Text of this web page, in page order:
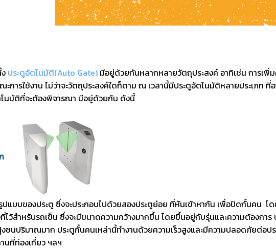
ประตูอัตโนมัติ(Auto Gate) มีอยู่ด้วยกันหลากหลายวัตถุประสงค์ อาทิเช่น การเพิ่
ารใช้งาน ไม่ว่าจะวัตถุประสงค์ใดก็ตาม ณ เวลานี้มีประตูอัตโนมัติหลายประเภท ที่
โนมัติที่จะต้องพิจารณา มีอยู่ด้วยกัน ดังนี้
ก
แบบของประตู ซึ่งจะประกอบไปด้วยสองประตูย่อย ที่หันเข้าหากัน เพื่อปิดกั้นคน โ
ที่ไว้สำหรับรถเข็น ซึ่งจะมีขนาดความกว้างมากขึ้น โดยขึ้นอยู่กับรุ่นและความต้องก
ชนปริมาณมาก ประตูกั้นคนเหล่านี้ทำงานด้วยความเร็วสูงและมีความปลอดภัยต่อป
นที่ท่องเที่ยว ฯลฯ